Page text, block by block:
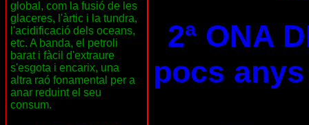
global, com la fusió de les
glaceres, l'àrtic i la tundra,
l'acidificació dels oceans,
etc. A banda, el petroli
barat i fàcil d'extraure
s'esgota i encarix, una
altra raó fonamental per a
anar reduint el seu
consum.
2ª ONA
pocs